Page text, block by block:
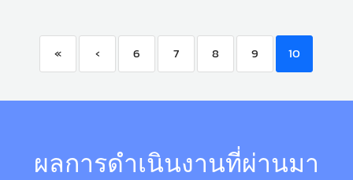
« ‹ 6 7 8 9 10
ผลการดำเนินงานที่ผ่านมา